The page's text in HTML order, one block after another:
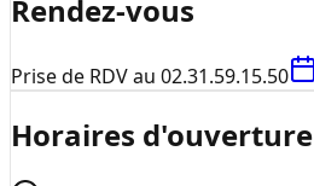
Rendez-vous
Prise de RDV au 02.31.59.15.50
Horaires d'ouverture